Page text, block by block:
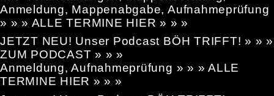
Anmeldung, Mappenabgabe, Aufnahmeprüfung
» » » ALLE TERMINE HIER » » »
JETZT NEU! Unser Podcast BÖH TRIFFT! » » »
ZUM PODCAST » » »
Anmeldung, Aufnahmeprüfung » » » ALLE
TERMINE HIER » » »